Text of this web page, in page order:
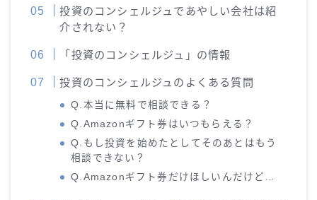
投資のコンシェルジュであやしい会社は紹
介されない？
「投資のコンシェルジュ」の情報
投資のコンシェルジュのよくある質問
Q.本当に無料で相談できる？
Q.Amazonギフト券はいつもらえる？
Q.もし投資を始めたとしてそのあとはもう
相談できない？
Q.Amazonギフト券だけほしいんだけど…